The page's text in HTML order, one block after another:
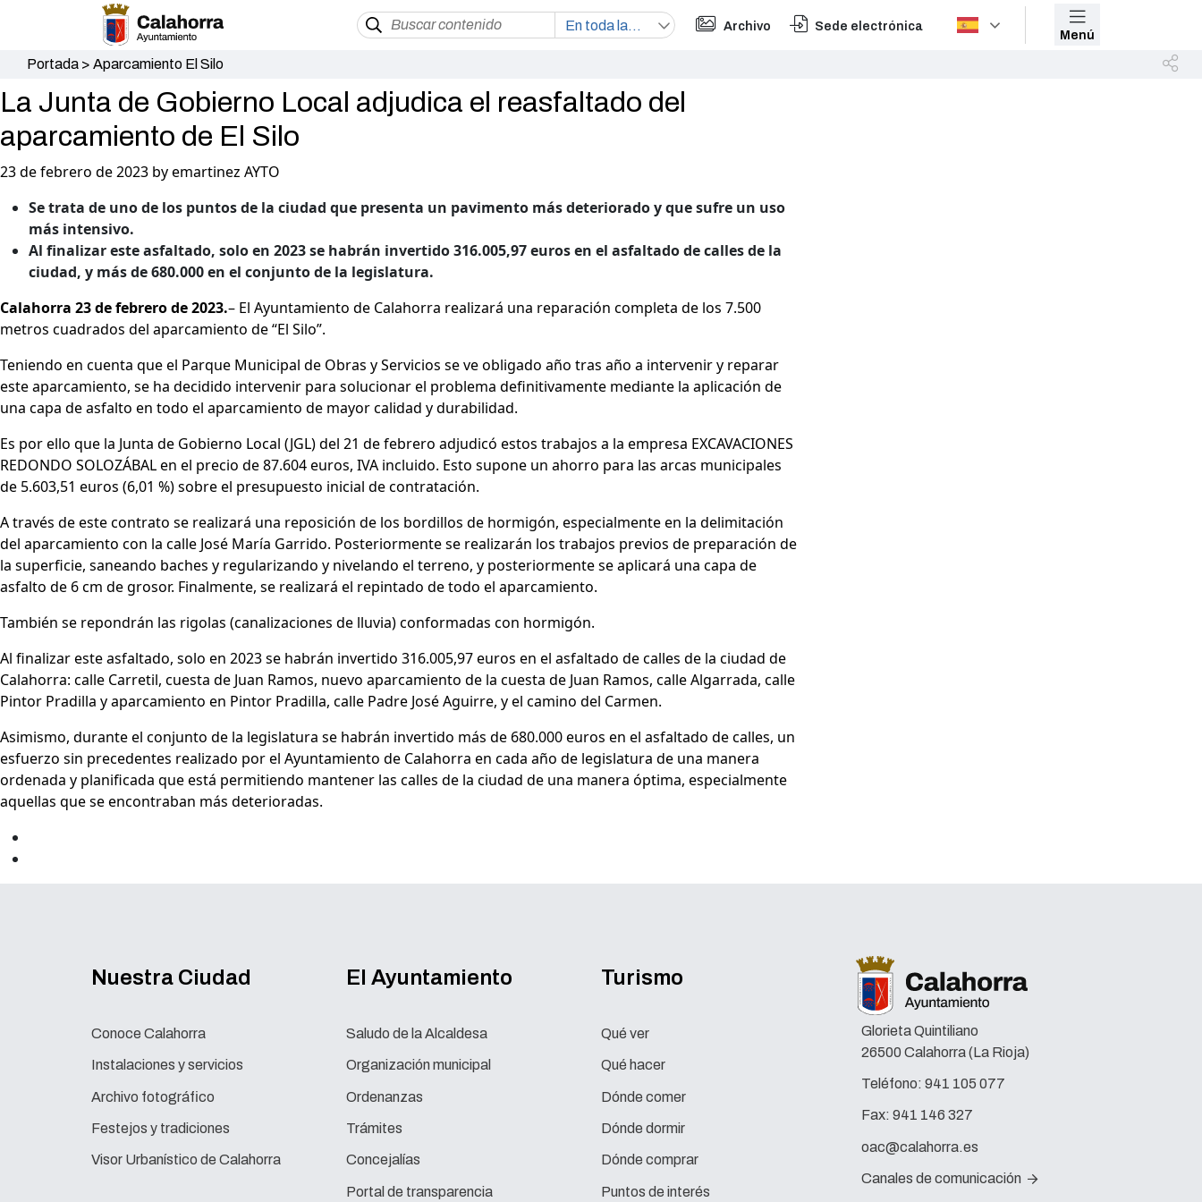
Archivo Sede electrónica
Menú
Portada> Aparcamiento El Silo
La Junta de Gobierno Local adjudica el reasfaltado del
aparcamiento de El Silo
23 de febrero de 2023 by emartinez AYTO
Se trata de uno de los puntos de la ciudad que presenta un pavimento más deteriorado y que sufre un uso
más intensivo.
Al finalizar este asfaltado, solo en 2023 se habrán invertido 316.005,97 euros en el asfaltado de calles de la
ciudad, y más de 680.000 en el conjunto de la legislatura.
Calahorra 23 de febrero de 2023.– El Ayuntamiento de Calahorra realizará una reparación completa de los 7.500
metros cuadrados del aparcamiento de “El Silo”.
Teniendo en cuenta que el Parque Municipal de Obras y Servicios se ve obligado año tras año a intervenir y reparar
este aparcamiento, se ha decidido intervenir para solucionar el problema definitivamente mediante la aplicación de
una capa de asfalto en todo el aparcamiento de mayor calidad y durabilidad.
Es por ello que la Junta de Gobierno Local (JGL) del 21 de febrero adjudicó estos trabajos a la empresa EXCAVACIONES
REDONDO SOLOZÁBAL en el precio de 87.604 euros, IVA incluido. Esto supone un ahorro para las arcas municipales
de 5.603,51 euros (6,01 %) sobre el presupuesto inicial de contratación.
A través de este contrato se realizará una reposición de los bordillos de hormigón, especialmente en la delimitación
del aparcamiento con la calle José María Garrido. Posteriormente se realizarán los trabajos previos de preparación de
la superficie, saneando baches y regularizando y nivelando el terreno, y posteriormente se aplicará una capa de
asfalto de 6 cm de grosor. Finalmente, se realizará el repintado de todo el aparcamiento.
También se repondrán las rigolas (canalizaciones de lluvia) conformadas con hormigón.
Al finalizar este asfaltado, solo en 2023 se habrán invertido 316.005,97 euros en el asfaltado de calles de la ciudad de
Calahorra: calle Carretil, cuesta de Juan Ramos, nuevo aparcamiento de la cuesta de Juan Ramos, calle Algarrada, calle
Pintor Pradilla y aparcamiento en Pintor Pradilla, calle Padre José Aguirre, y el camino del Carmen.
Asimismo, durante el conjunto de la legislatura se habrán invertido más de 680.000 euros en el asfaltado de calles, un
esfuerzo sin precedentes realizado por el Ayuntamiento de Calahorra en cada año de legislatura de una manera
ordenada y planificada que está permitiendo mantener las calles de la ciudad de una manera óptima, especialmente
aquellas que se encontraban más deterioradas.
Nuestra Ciudad
Conoce Calahorra
Instalaciones y servicios
Archivo fotográfico
Festejos y tradiciones
Visor Urbanístico de Calahorra
El Ayuntamiento
Saludo de la Alcaldesa
Organización municipal
Ordenanzas
Trámites
Concejalías
Portal de transparencia
Turismo
Qué ver
Qué hacer
Dónde comer
Dónde dormir
Dónde comprar
Puntos de interés
Glorieta Quintiliano
26500 Calahorra (La Rioja)
Teléfono: 941 105 077
Fax: 941 146 327
oac@calahorra.es
Canales de comunicación